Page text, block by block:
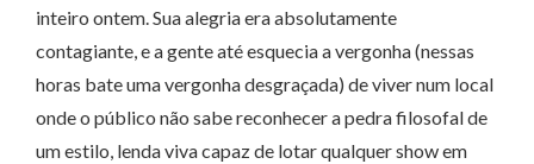
inteiro ontem. Sua alegria era absolutamente
contagiante, e a gente até esquecia a vergonha (nessas
horas bate uma vergonha desgraçada) de viver num local
onde o público não sabe reconhecer a pedra filosofal de
um estilo, lenda viva capaz de lotar qualquer show em